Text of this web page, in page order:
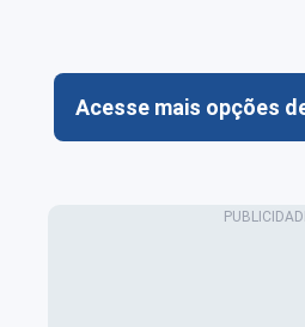
Acesse mais opções